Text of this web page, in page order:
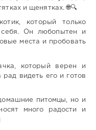
и щенятках. 🌐🔍
который только
себя. Он любопытен и
места и пробовать
который верен и
видеть его и готов
питомцы, но и
много радости и